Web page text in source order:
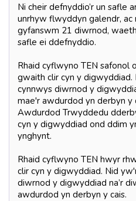
Ni cheir defnyddio’r un safle
unrhyw flwyddyn galendr,
gyfanswm 21 diwrnod,
safle ei ddefnyddio.
Rhaid cyflwyno TEN safonol
gwaith clir cyn y digwyddiad.
cynnwys diwrnod y
mae'r awdurdod yn derbyn
Awdurdod Trwyddedu
cyn y digwyddiad ond ddim
ynghynt.
Rhaid cyflwyno TEN hwyr
clir cyn y digwyddiad. Nid
diwrnod y digwyddiad na’r
awdurdod yn derbyn y cais.